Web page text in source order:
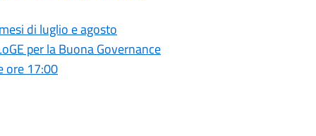
di luglio e agosto
per la Buona Governance
ore 17:00